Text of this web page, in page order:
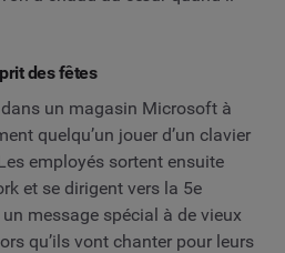
des fêtes
un magasin Microsoft à
quelqu’un jouer d’un clavier
employés sortent ensuite
et se dirigent vers la 5e
message spécial à de vieux
qu’ils vont chanter pour leurs